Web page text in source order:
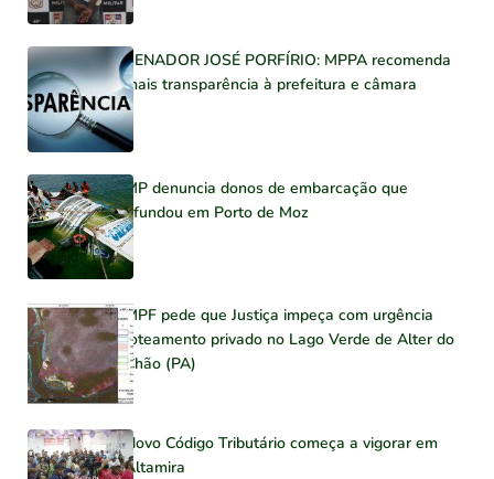
SENADOR JOSÉ PORFÍRIO: MPPA recomenda
mais transparência à prefeitura e câmara
MP denuncia donos de embarcação que
afundou em Porto de Moz
MPF pede que Justiça impeça com urgência
loteamento privado no Lago Verde de Alter do
Chão (PA)
Novo Código Tributário começa a vigorar em
Altamira